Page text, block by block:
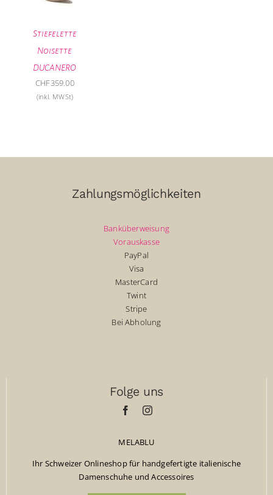
Stiefelette
Noisette
DUCANERO
CHF359.00
(inkl. MWSt)
Zahlungsmöglichkeiten
Banküberweisung
Vorauskasse
PayPal
Visa
MasterCard
Twint
Stripe
Bei Abholung
Folge uns
MELABLU
Ihr Schweizer Onlineshop für handgefertigte italienische
Damenschuhe und Accessoires